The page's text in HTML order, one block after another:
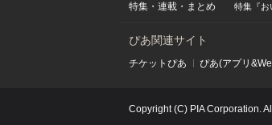
特集 ・ 連載 ・ まとめ 特集『お
ぴあ関連サイト
チケットぴあ ぴあ(アプリ
Copyright (C) PIA Corporation.